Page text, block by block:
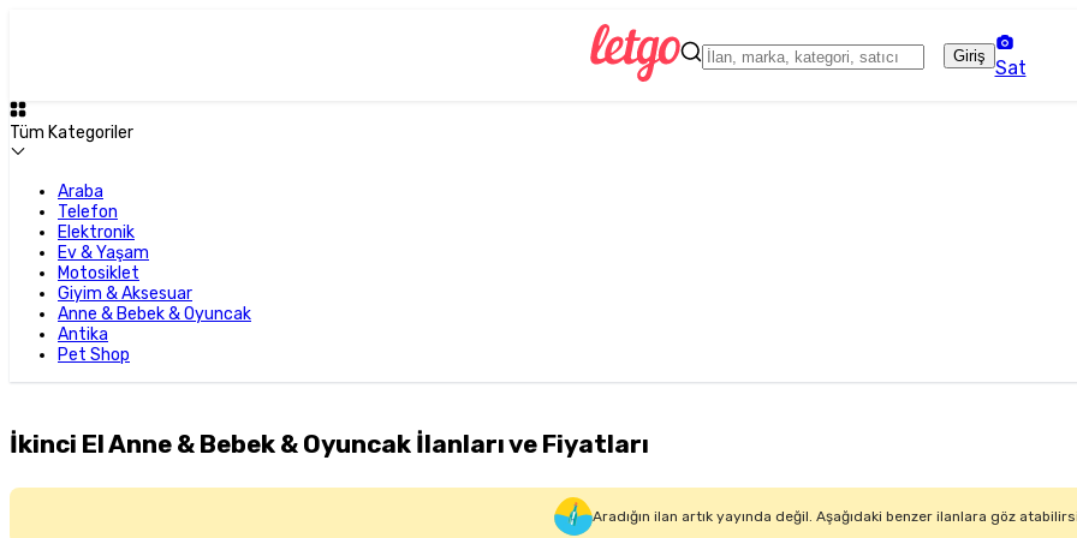
Giriş
Sat
Tüm Kategoriler
Araba
Telefon
Elektronik
Ev & Yaşam
Motosiklet
Giyim & Aksesuar
Anne & Bebek & Oyuncak
Antika
Pet Shop
İkinci El Anne & Bebek & Oyuncak İlanları ve Fiyatları
Aradığın ilan artık yayında değil. Aşağıdaki benzer ilanlara göz